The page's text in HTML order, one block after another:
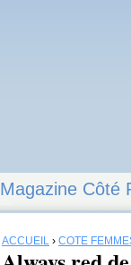
Magazine Côté
ACCUEIL › CÔTÉ